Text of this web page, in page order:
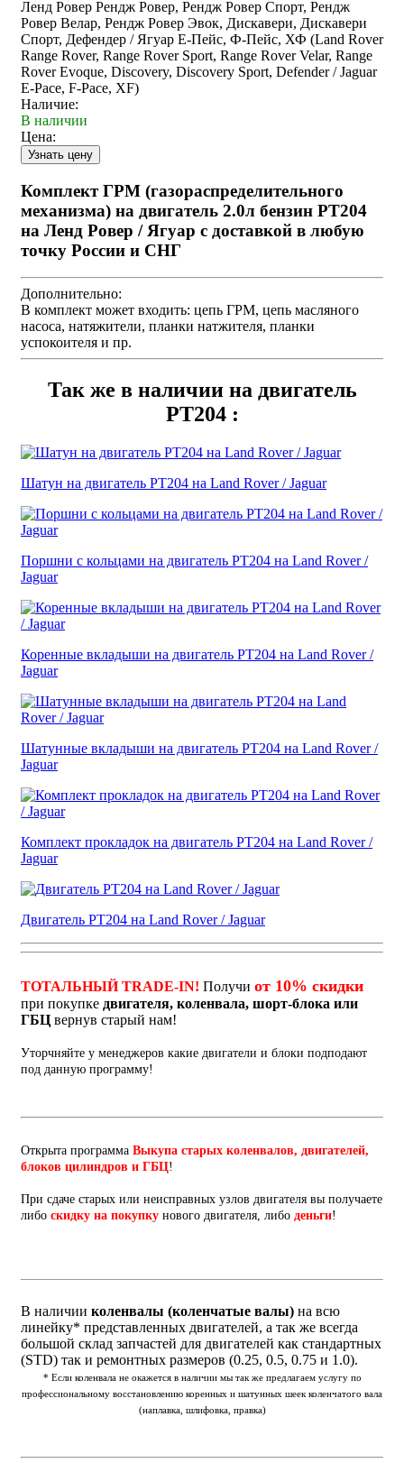
Ленд Ровер Рендж Ровер, Рендж Ровер Спорт, Рендж
Ровер Велар, Рендж Ровер Эвок, Дискавери, Дискавери
Спорт, Дефендер / Ягуар Е-Пейс, Ф-Пейс, ХФ (Land Rover
Range Rover, Range Rover Sport, Range Rover Velar, Range
Rover Evoque, Discovery, Discovery Sport, Defender / Jaguar
E-Pace, F-Pace, XF)
Наличие:
В наличии
Цена:
Комплект ГРМ (газораспределительного
механизма) на двигатель 2.0л бензин PT204
на Ленд Ровер / Ягуар с доставкой в любую
точку России и СНГ
Дополнительно:
В комплект может входить: цепь ГРМ, цепь масляного
насоса, натяжители, планки натжителя, планки
успокоителя и пр.
Так же в наличии на двигатель
PT204 :
Шатун на двигатель PT204 на Land Rover / Jaguar
Поршни с кольцами на двигатель PT204 на Land Rover /
Jaguar
Коренные вкладыши на двигатель PT204 на Land Rover /
Jaguar
Шатунные вкладыши на двигатель PT204 на Land Rover /
Jaguar
Комплект прокладок на двигатель PT204 на Land Rover /
Jaguar
Двигатель PT204 на Land Rover / Jaguar
ТОТАЛЬНЫЙ TRADE-IN! Получи от 10% скидки
при покупке двигателя, коленвала, шорт-блока или
ГБЦ вернув старый нам!
Уторчняйте у менеджеров какие двигатели и блоки подподают
под данную программу!
Открыта программа Выкупа старых коленвалов, двигателей,
блоков цилиндров и ГБЦ!
При сдаче старых или неисправных узлов двигателя вы получаете
либо скидку на покупку нового двигателя, либо деньги!
В наличии коленвалы (коленчатые валы) на всю
линейку* представленных двигателей, а так же всегда
большой склад запчастей для двигателей как стандартных
(STD) так и ремонтных размеров (0.25, 0.5, 0.75 и 1.0).
* Если коленвала не окажется в наличии мы так же предлагаем услугу по
профессиональному восстановлению коренных и шатунных шеек коленчатого вала
(наплавка, шлифовка, правка)